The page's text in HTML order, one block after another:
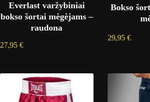
Everlast varžybiniai
bokso šortai mėgėjams –
raudona
27,95 €
Bokso
29,95 €